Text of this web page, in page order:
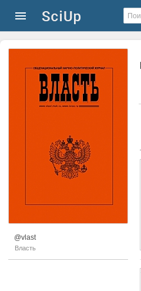
@vlast
Власть